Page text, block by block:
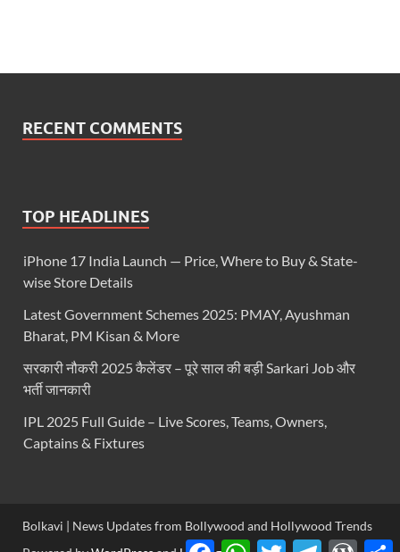
RECENT COMMENTS
TOP HEADLINES
iPhone 17 India Launch — Price, Where to Buy & State-
wise Store Details
Latest Government Schemes 2025: PMAY, Ayushman
Bharat, PM Kisan & More
सरकारी नौकरी 2025 कैलेंडर – पूरे साल की बड़ी Sarkari Job और
भर्ती जानकारी
IPL 2025 Full Guide – Live Scores, Teams, Owners,
Captains & Fixtures
Bolkavi | News Updates from Bollywood and Hollywood Trends
FacebookWhatsApp
TwitterTelegram